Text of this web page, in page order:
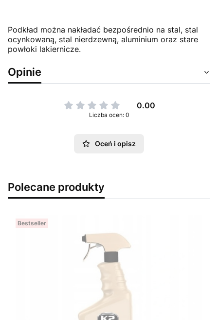
Podkład można nakładać bezpośrednio na stal, stal
ocynkowaną, stal nierdzewną, aluminium oraz stare
powłoki lakiernicze.
Opinie
0.00
Liczba ocen: 0
Oceń i opisz
Polecane produkty
Bestseller